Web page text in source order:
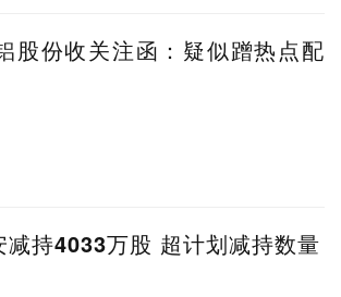
股份收关注函：疑似蹭热点配
持4033万股 超计划减持数量